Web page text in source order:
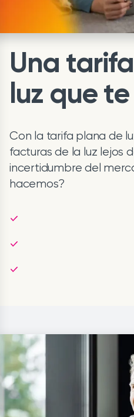
Una
luz que
Con la tarifa plana de
facturas de la luz lejos
incertidumbre del
hacemos?